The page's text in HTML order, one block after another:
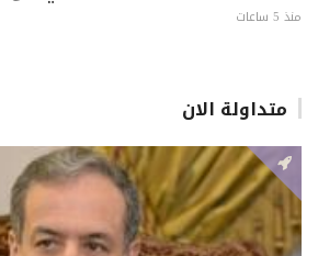
منذ 5 ساعات
متداولة الان